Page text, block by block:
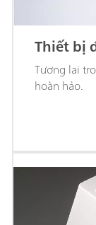
Thiết bị
Tương lai
hoàn hảo.